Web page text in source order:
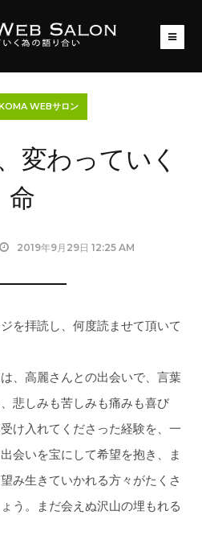
WEBサロン
変わっていく
命
2019年9月29日 12:25 AM
を拝読し、何度読ませて頂いて
、高麗さんとの出会いで、言葉
悲しみも苦しみも痛みも喜び
け入れてくださった経験を、一
会いを宝にして希望を抱き、ま
み生きていかれる方々がたくさ
う。まだ会えぬ沢山の埋もれる